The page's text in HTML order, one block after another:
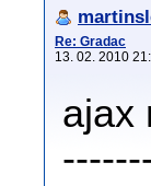
Re: Gradac
13. 02. 2010
ajax